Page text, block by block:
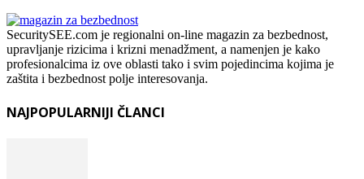
SecuritySEE.com je regionalni on-line magazin za bezbednost,
upravljanje rizicima i krizni menadžment, a namenjen je kako
profesionalcima iz ove oblasti tako i svim pojedincima kojima je
zaštita i bezbednost polje interesovanja.
NAJPOPULARNIJI ČLANCI